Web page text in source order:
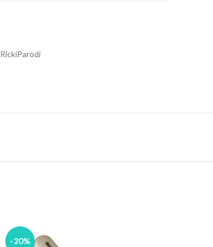
RickiParodi
-20%